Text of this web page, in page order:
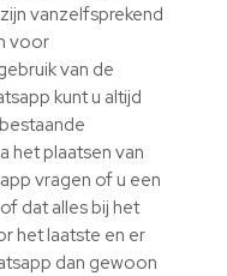
vanzelfsprekend
voor
van de
kunt u altijd
het plaatsen van
vragen of u een
dat alles bij het
het laatste en er
dan gewoon